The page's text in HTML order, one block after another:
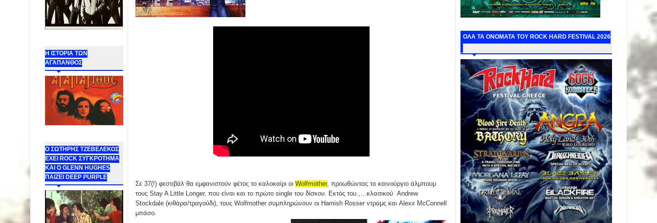
Η ΙΣΤΟΡΙΑ ΤΩΝ
ΑΓΑΠΑΝΘΟΣ
Ο ΣΩΤΗΡΗΣ ΤΖΕΒΕΛΕΚΟΣ
ΕΧΕΙ ROCK ΣΥΓΚΡΟΤΗΜΑ
ΚΑΙ Ο GLENN HUGHES
ΠΑΙΖΕΙ DEEP PURPLE
Σε 37(!) φεστιβάλ θα εμφανιστούν φέτος το καλοκαίρι οι Wolfmother, προωθώντας το καινούργιο άλμπουμ
τους Stay A Little Longer, που είναι και το πρώτο single του δίσκου. Εκτός του.,…κλασικού Andrew
Stockdale (κιθάρα/τραγούδι), τους Wolfmother συμπληρώνουν οι Hamish Rosser ντραμς και Alexx McConnell
μπάσο.
ΟΛΑ ΤΑ ΟΝΟΜΑΤΑ ΤΟΥ ROCK HARD FESTIVAL 2026